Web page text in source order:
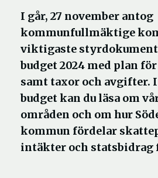
I går, 27 november antog
kommunfullmäktige
viktigaste
budget 2024 med plan för
samt taxor och avgifter.
budget kan du läsa om
områden och om hur
kommun fördelar
intäkter och statsbidrag